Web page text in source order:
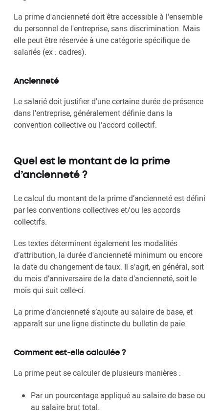
La prime d'ancienneté doit être accessible à l'ensemble
du personnel de l'entreprise, sans discrimination. Mais
elle peut être réservée à une catégorie spécifique de
salariés (ex : cadres).
Ancienneté
Le salarié doit justifier d'une certaine durée de présence
dans l'entreprise, généralement définie dans la
convention collective ou l'accord collectif.
Quel est le montant de la prime
d’ancienneté ?
Le calcul du montant de la prime d’ancienneté est défini
par les conventions collectives et/ou les accords
collectifs.
Les textes déterminent également les modalités
d’attribution, la durée d'ancienneté minimum ou encore
la date du changement de taux. Il s’agit, en général, soit
du mois d’anniversaire de la date d’ancienneté, soit le
mois qui suit celle-ci.
La prime d’ancienneté s’ajoute au salaire de base, et
apparaît sur une ligne distincte du bulletin de paie.
Comment est-elle calculée ?
La prime peut se calculer de plusieurs manières :
Par un pourcentage appliqué au salaire de base ou
au salaire brut total.